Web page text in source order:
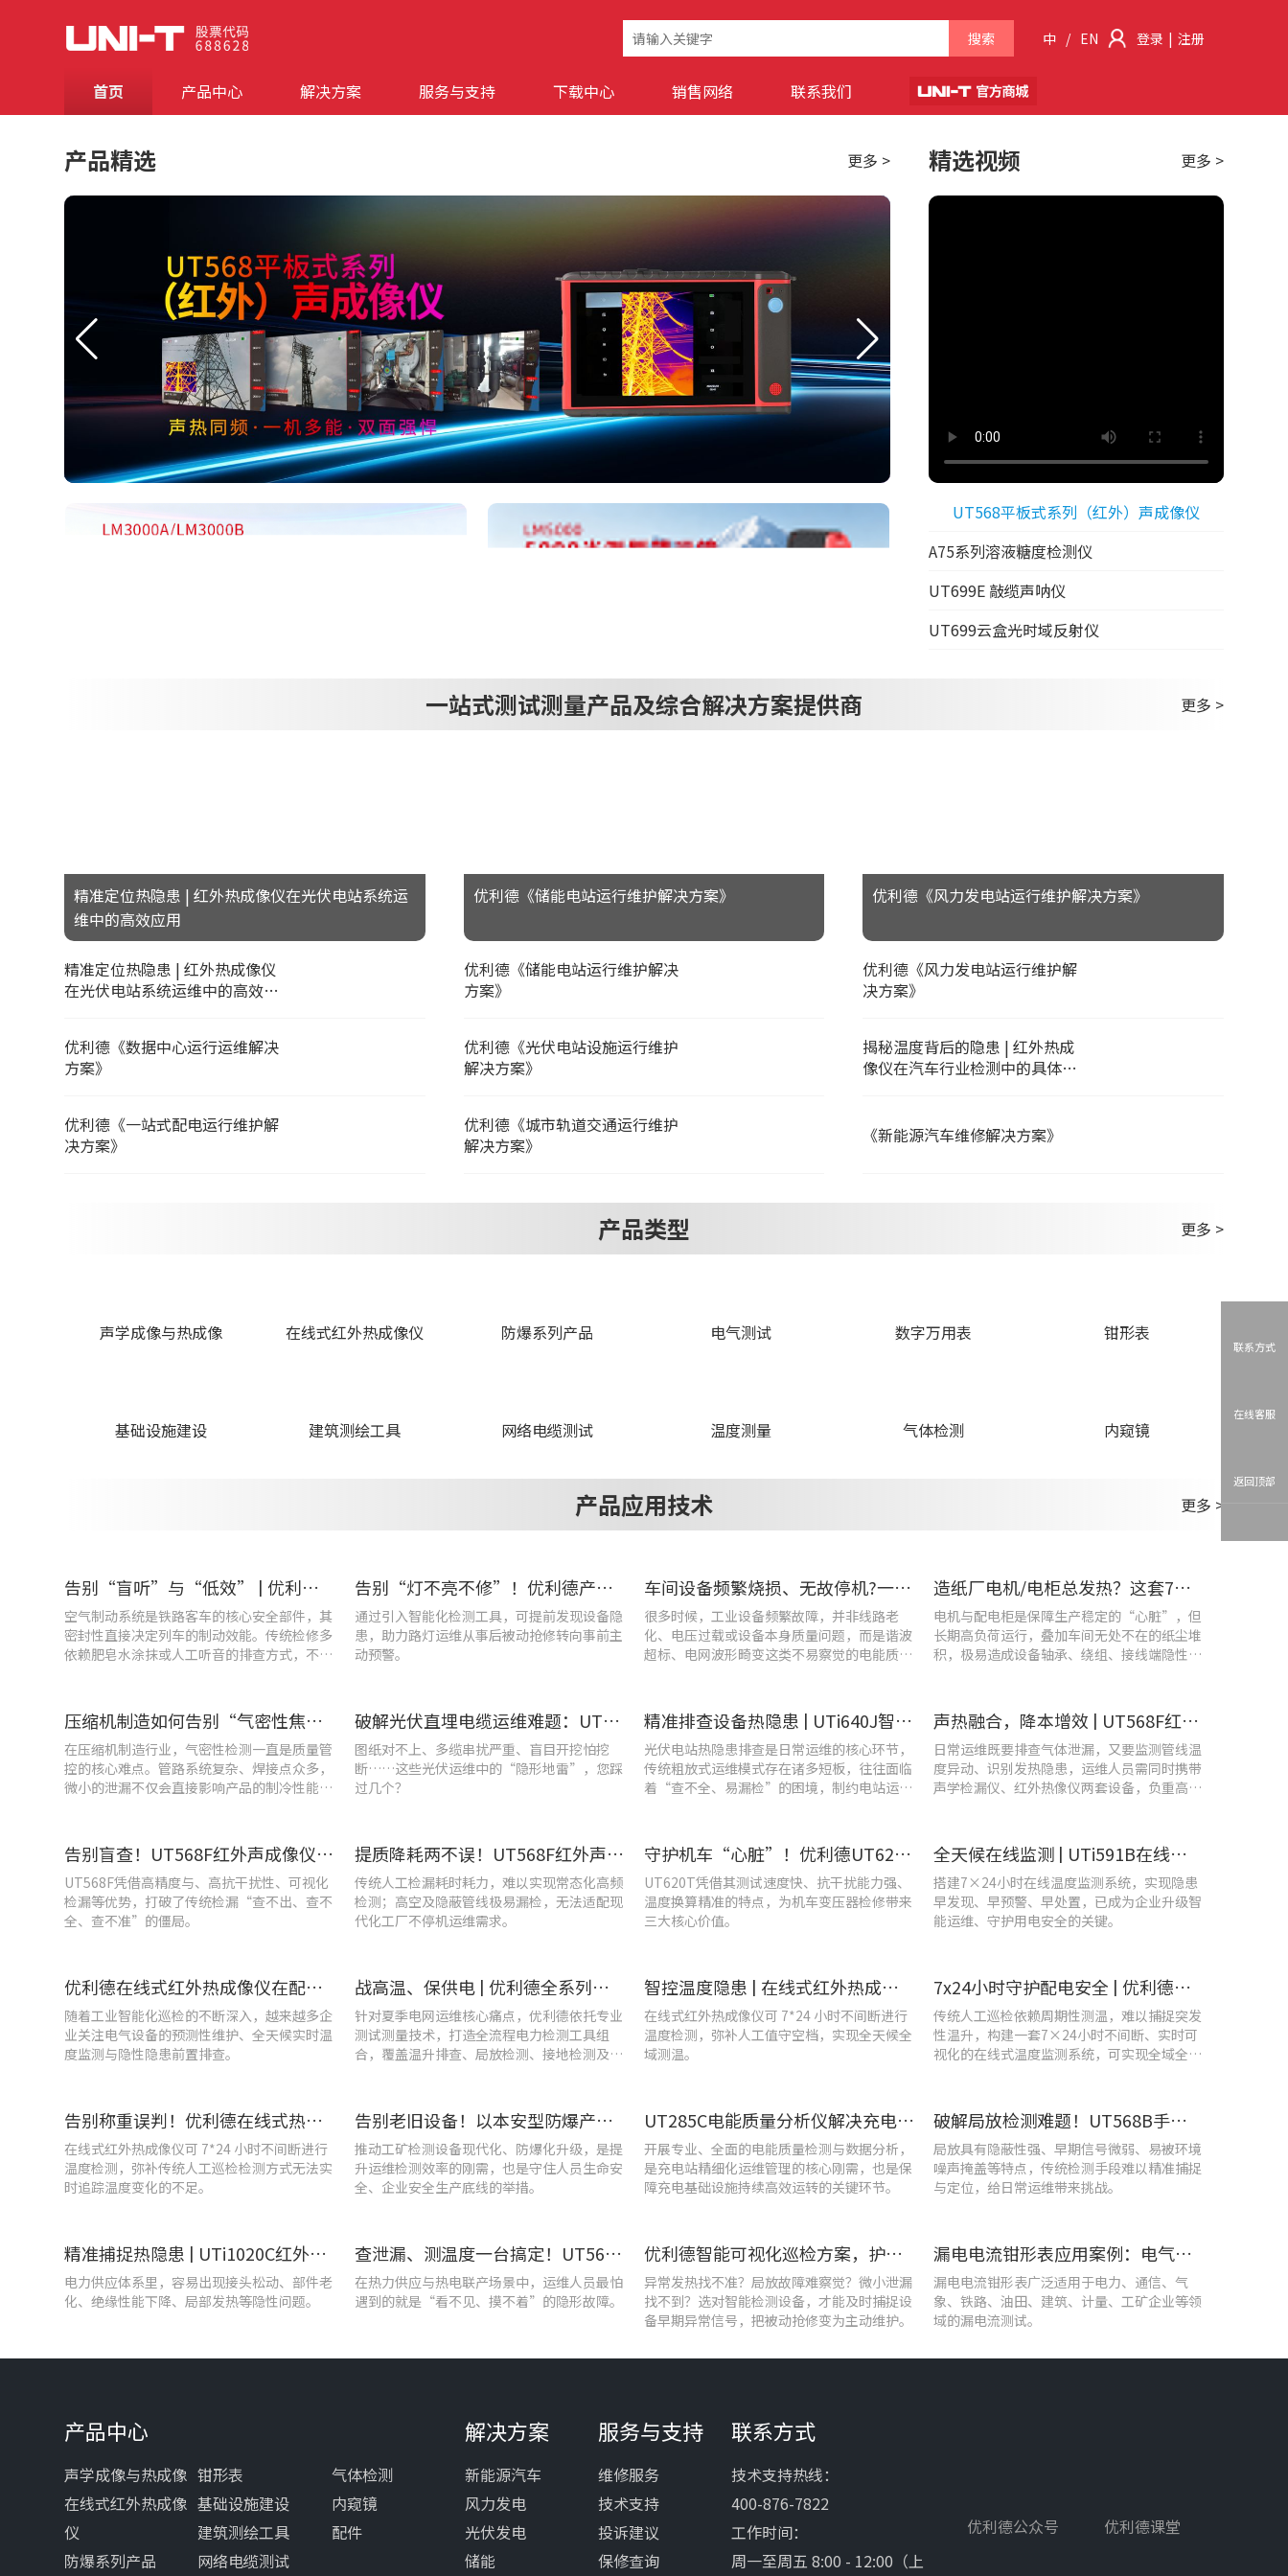
搜索 中 / EN 登录 | 注册
首页 产品中心 解决方案 服务与支持 下载中心 销售网络 联系我们
产品精选 更多 > 精选视频 更多 >
UT568平板式系列（红外）声成像仪
A75系列溶液糖度检测仪
UT699E 敲缆声呐仪
UT699云盒光时域反射仪
一站式测试测量产品及综合解决方案提供商 更多 >
精准定位热隐患 | 红外热成像仪在光伏电站系统运
维中的高效应用
精准定位热隐患 | 红外热成像仪
在光伏电站系统运维中的高效应
优利德《数据中心运行运维解决
方案》
优利德《一站式配电运行维护解
决方案》
优利德《储能电站运行维护解决方案》
优利德《储能电站运行维护解决
方案》
优利德《光伏电站设施运行维护
解决方案》
优利德《城市轨道交通运行维护
解决方案》
优利德《风力发电站运行维护解决方案》
优利德《风力发电站运行维护解
决方案》
揭秘温度背后的隐患 | 红外热成
像仪在汽车行业检测中的具体应
《新能源汽车维修解决方案》
产品类型 更多 >
声学成像与热成像 在线式红外热成像仪 防爆系列产品 电气测试 数字万用表 钳形表
基础设施建设 建筑测绘工具 网络电缆测试 温度测量 气体检测 内窥镜
产品应用技术 更多 >
告别“盲听”与“低效” | 优利德智能检测方案助力铁路运维检修提质增效
空气制动系统是铁路客车的核心安全部件，其
密封性直接决定列车的制动效能。传统检修多
依赖肥皂水涂抹或人工听音的排查方式，不仅
告别“灯不亮不修”！优利德产品组合赋能城市道路照明设施运维更高效
通过引入智能化检测工具，可提前发现设备隐
患，助力路灯运维从事后被动抢修转向事前主
动预警。
车间设备频繁烧损、无故停机?一台UT285C搞定电能质量隐患
很多时候，工业设备频繁故障，并非线路老
化、电压过载或设备本身质量问题，而是谐波
超标、电网波形畸变这类不易察觉的电能质量
造纸厂电机/电柜总发热？这套7×24h在线监测方案帮你“扼杀”热隐患！
电机与配电柜是保障生产稳定的“心脏”，但
长期高负荷运行，叠加车间无处不在的纸尘堆
积，极易造成设备轴承、绕组、接线端隐性发
压缩机制造如何告别“气密性焦虑”?UT568F红外声热成像仪实战揭秘
在压缩机制造行业，气密性检测一直是质量管
控的核心难点。管路系统复杂、焊接点众多，
微小的泄漏不仅会直接影响产品的制冷性能和
破解光伏直埋电缆运维难题：UT689B智能管线探测仪实测纪实
图纸对不上、多缆串扰严重、盲目开挖怕挖
断……这些光伏运维中的“隐形地雷”，您踩
过几个？
​精准排查设备热隐患 | UTi640J智能型红外热成像仪赋能光伏电站高效运维
光伏电站热隐患排查是日常运维的核心环节，
传统粗放式运维模式存在诸多短板，往往面临
着“查不全、易漏检”的困境，制约电站运维
声热融合，降本增效 | UT568F红外声成像仪，以智能巡检筑牢气体厂区安全屏障
日常运维既要排查气体泄漏，又要监测管线温
度异动、识别发热隐患，运维人员需同时携带
声学检漏仪、红外热像仪两套设备，负重高、
告别盲查！UT568F红外声成像仪，让汽车智造车间气体泄漏检测更智能高效
UT568F凭借高精度与、高抗干扰性、可视化
检漏等优势，打破了传统检漏“查不出、查不
全、查不准”的僵局。
提质降耗两不误！UT568F红外声成像仪破解酿酒车间检漏难题
传统人工检漏耗时耗力，难以实现常态化高频
检测；高空及隐蔽管线极易漏检，无法适配现
代化工厂不停机运维需求。
守护机车“心脏”！优利德UT620T助力HXD3C主变压器高效检修
UT620T凭借其测试速度快、抗干扰能力强、
温度换算精准的特点，为机车变压器检修带来
三大核心价值。
全天候在线监测 | UTi591B在线式红外热成像仪助力配电运维智能化转型
搭建7×24小时在线温度监测系统，实现隐患
早发现、早预警、早处置，已成为企业升级智
能运维、守护用电安全的关键。
优利德在线式红外热成像仪在配电柜运维中的实测应用(系列篇)
随着工业智能化巡检的不断深入，越来越多企
业关注电气设备的预测性维护、全天候实时温
度监测与隐性隐患前置排查。
战高温、保供电 | 优利德全系列电力运维检测工具，助力夏季电网运维更高效
针对夏季电网运维核心痛点，优利德依托专业
测试测量技术，打造全流程电力检测工具组
合，覆盖温升排查、局放检测、接地检测及电
智控温度隐患 | 在线式红外热成像仪在UPS电源柜老化监测中的应用
在线式红外热成像仪可 7*24 小时不间断进行
温度检测，弥补人工值守空档，实现全天候全
域测温。
7x24小时守护配电安全 | 优利德在线式热成像方案在配电系统中的应用实践
传统人工巡检依赖周期性测温，难以捕捉突发
性温升，构建一套7×24小时不间断、实时可
视化的在线式温度监测系统，可实现全域全时
告别称重误判！优利德在线式热成像仪重构新材料铸造注液控制逻辑
在线式红外热成像仪可 7*24 小时不间断进行
温度检测，弥补传统人工巡检检测方式无法实
时追踪温度变化的不足。
告别老旧设备！以本安型防爆产品矩阵与合规检测，守住工矿安全底线
推动工矿检测设备现代化、防爆化升级，是提
升运维检测效率的刚需，也是守住人员生命安
全、企业安全生产底线的举措。
UT285C电能质量分析仪解决充电站三相用电各类难题
开展专业、全面的电能质量检测与数据分析，
是充电站精细化运维管理的核心刚需，也是保
障充电基础设施持续高效运转的关键环节。
破解局放检测难题！UT568B手持式声学成像仪让隐患“可视化”
局放具有隐蔽性强、早期信号微弱、易被环境
噪声掩盖等特点，传统检测手段难以精准捕捉
与定位，给日常运维带来挑战。
精准捕捉热隐患 | UTi1020C红外热成像仪在发电站的实测应用
电力供应体系里，容易出现接头松动、部件老
化、绝缘性能下降、局部发热等隐性问题。
查泄漏、测温度一台搞定！UT568F红外声成像仪让设备巡检更高效
在热力供应与热电联产场景中，运维人员最怕
遇到的就是“看不见、摸不着”的隐形故障。
优利德智能可视化巡检方案，护航油气行业高效运维
异常发热找不准？局放故障难察觉？微小泄漏
找不到？选对智能检测设备，才能及时捕捉设
备早期异常信号，把被动抢修变为主动维护。
漏电电流钳形表应用案例：电气设备检测
漏电电流钳形表广泛适用于电力、通信、气
象、铁路、油田、建筑、计量、工矿企业等领
域的漏电流测试。
产品中心
声学成像与热成像
在线式红外热成像
仪
防爆系列产品
钳形表
基础设施建设
建筑测绘工具
网络电缆测试
气体检测
内窥镜
配件
解决方案
新能源汽车
风力发电
光伏发电
储能
服务与支持
维修服务
技术支持
投诉建议
保修查询
联系方式
技术支持热线：
400-876-7822
工作时间：
周一至周五 8:00 - 12:00（上
优利德公众号 优利德课堂
联系方式
在线客服
返回顶部